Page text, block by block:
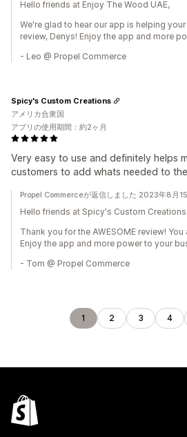
Hello friends at Enjoy The Wood UAE,
We're glad to hear our app is helping
review, Denys! Enjoy the app and more
- Leo @ Propel Commerce
Very easy to use and definitely helps
customers to add whats needed to
Spicy's Custom Creations
アメリカ合衆国
アプリの使用期間：約2ヶ月
Propel Commerceが返信しました 2023年8月
Hello friends at Spicy's Custom
Thank you for the AWESOME review!
Enjoy the app and more power to your
- Tom @ Propel Commerce
1 2 3 4